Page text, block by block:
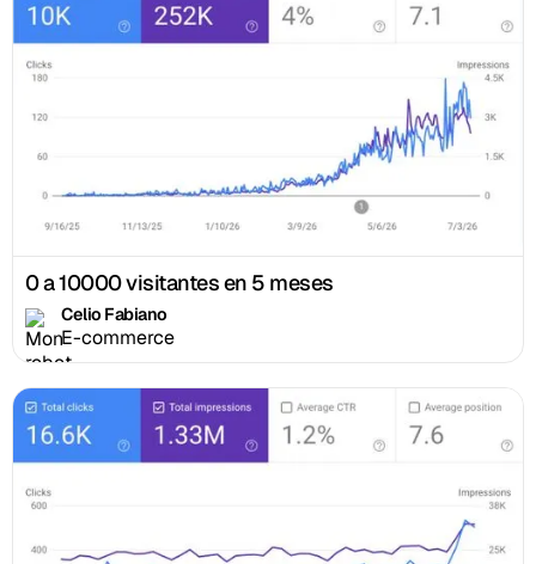
0 a 10000 visitantes en 5 meses
Celio Fabiano
E-commerce